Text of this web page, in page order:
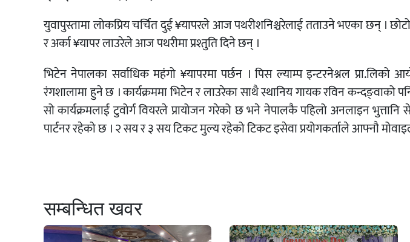
युवापुस्तामा लोकप्रिय चर्चित दुई ¥यापरले आज पथरीशनिश्चरेलाई तताउने भएका छन् ।
र अर्का ¥यापर लाउरेले आज पथरीमा प्रश्तुति दिने छन् ।
भिटेन नेपालका सर्वाधिक महंगो ¥यापरमा पर्छन । पिस ल्याम्प इन्टरनेश्नल प्रा.लिको
रंगशालामा हुने छ । कार्यक्रममा भिटेन र लाउरेका साथै स्थानिय गायक रविन कन्दङ्वाको
सो कार्यक्रमलाई टुवोर्ग वियरले प्रायोजन गरेको छ भने नेपालकै पहिलो अनलाइन भुत्तानि
पार्टनर रहेको छ । २ सय र ३ सय टिकट मुल्य रहेको टिकट इसेवा प्रयोगकर्ताले आफ्नौ
सम्बन्धित खवर